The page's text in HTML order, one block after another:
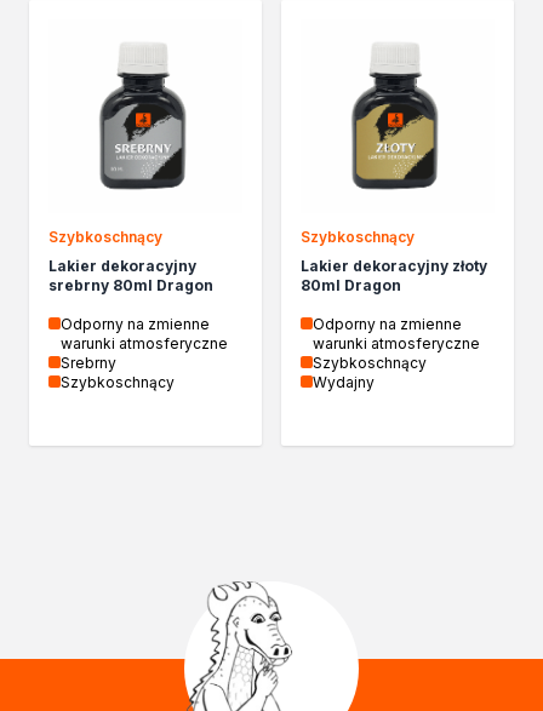
Masy szpachlowe do drewna
Lakiery dekoracyjne
Żywica epoksydowa
Farby żaroodporne
Chemia gospodarcza
Preparaty udrażniające
Środki czyszczące
Żywice
Zmywacze
Produkty do reperacji nadwozi
Artykuły sezonowe
Kleje specjalistyczne
Szybkoschnący
Lakier dekoracyjny
srebrny 80ml Dragon
Odporny na zmienne
warunki atmosferyczne
Srebrny
Szybkoschnący
Szybkoschnący
Lakier dekoracyjny złoty
80ml Dragon
Odporny na zmienne
warunki atmosferyczne
Szybkoschnący
Wydajny